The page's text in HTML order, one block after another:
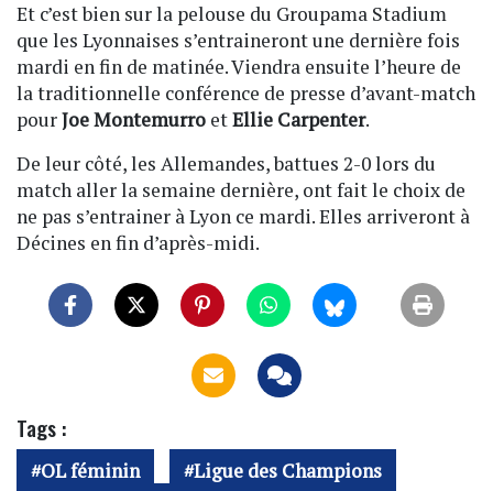
Et c’est bien sur la pelouse du Groupama Stadium
que les Lyonnaises s’entraineront une dernière fois
mardi en fin de matinée. Viendra ensuite l’heure de
la traditionnelle conférence de presse d’avant-match
pourJoe Montemurro etEllie Carpenter.
De leur côté, les Allemandes, battues 2-0 lors du
match aller la semaine dernière, ont fait le choix de
ne pas s’entrainer à Lyon ce mardi. Elles arriveront à
Décines en fin d’après-midi.
Tags :
OL féminin
Ligue des Champions